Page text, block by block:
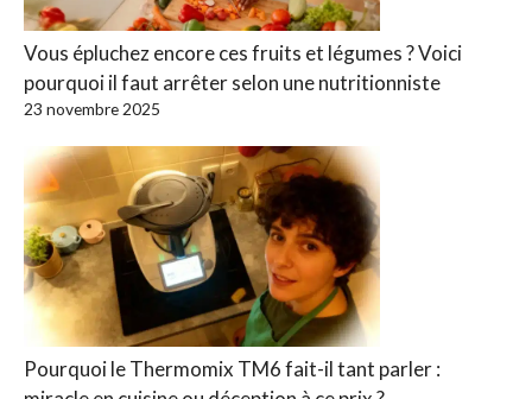
Vous épluchez encore ces fruits et légumes ? Voici
pourquoi il faut arrêter selon une nutritionniste
23 novembre 2025
Pourquoi le Thermomix TM6 fait-il tant parler :